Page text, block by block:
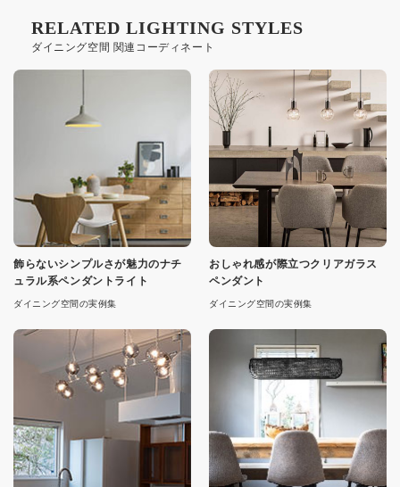
ダイニング空間 関連コーディネート
RELATED LIGHTING STYLES
飾らないシンプルさが魅力のナチ
ュラル系ペンダントライト
ダイニング空間の実例集
おしゃれ感が際立つクリアガラス
ペンダント
ダイニング空間の実例集